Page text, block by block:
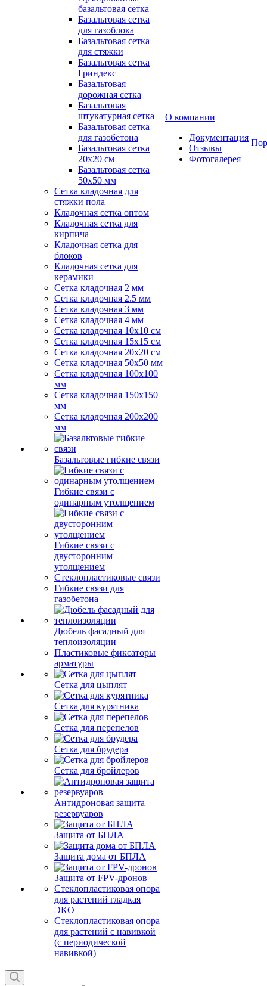
базальтовая сетка
Базальтовая сетка
для газоблока
Базальтовая сетка
для стяжки
Базальтовая сетка
Гриндекс
Базальтовая
дорожная сетка
Базальтовая
штукатурная сетка
Базальтовая сетка
для газобетона
Базальтовая сетка
20x20 см
Базальтовая сетка
50x50 мм
Сетка кладочная для
стяжки пола
Кладочная сетка оптом
Кладочная сетка для
кирпича
Кладочная сетка для
блоков
Кладочная сетка для
керамики
Сетка кладочная 2 мм
Сетка кладочная 2.5 мм
Сетка кладочная 3 мм
Сетка кладочная 4 мм
Сетка кладочная 10x10 см
Сетка кладочная 15x15 см
Сетка кладочная 20x20 см
Сетка кладочная 50x50 мм
Сетка кладочная 100x100
мм
Сетка кладочная 150x150
мм
Сетка кладочная 200x200
мм
Базальтовые гибкие связи
Гибкие связи с
одинарным утолщением
Гибкие связи с
двусторонним
утолщением
Стеклопластиковые связи
Гибкие связи для
газобетона
Дюбель фасадный для
теплоизоляции
Пластиковые фиксаторы
арматуры
Сетка для цыплят
Сетка для курятника
Сетка для перепелов
Сетка для брудера
Сетка для бройлеров
Антидроновая защита
резервуаров
Защита от БПЛА
Защита дома от БПЛА
Защита от FPV-дронов
Стеклопластиковая опора
для растений гладкая
ЭКО
Стеклопластиковая опора
для растений с навивкой
(с периодической
навивкой)
О компании
Документация
Отзывы
Фотогалерея